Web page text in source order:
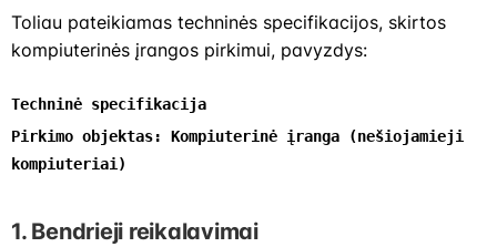
Toliau pateikiamas techninės specifikacijos, skirtos
kompiuterinės įrangos pirkimui, pavyzdys:
Techninė specifikacija
Pirkimo objektas: Kompiuterinė įranga (nešiojamieji
kompiuteriai)
1. Bendrieji reikalavimai